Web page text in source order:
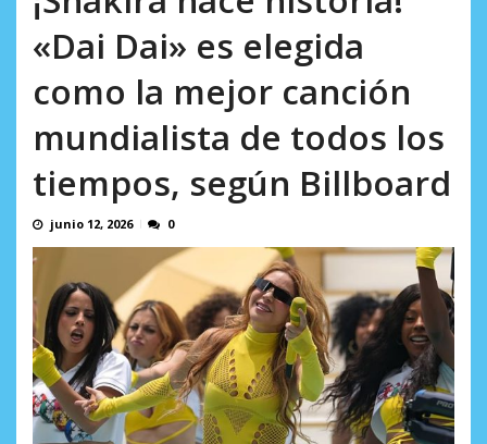
«Dai Dai» es elegida
como la mejor canción
mundialista de todos los
tiempos, según Billboard
junio 12, 2026 0